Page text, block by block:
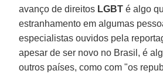
avanço de direitos LGBT é algo
estranhamento em algumas
especialistas ouvidos pela
apesar de ser novo no Brasil, é
outros países, como com "os